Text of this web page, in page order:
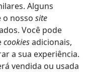
Alguns
o nosso site
Você pode
cookiesadicionais,
a sua experiência.
vendida ou usada